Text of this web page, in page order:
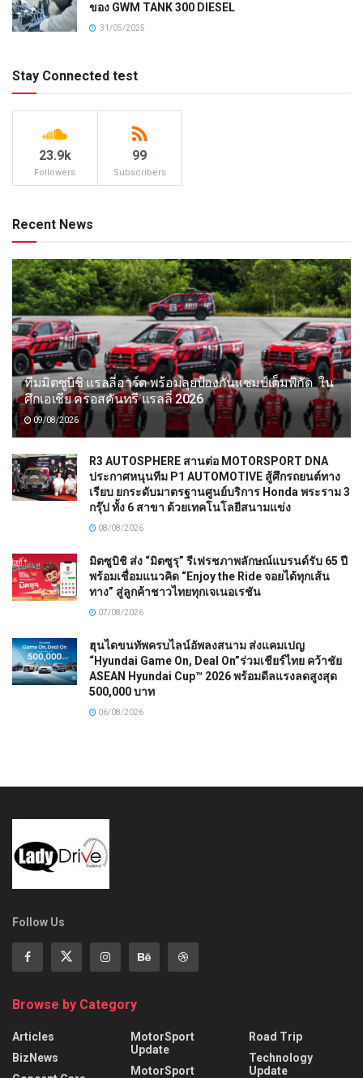
ของ GWM TANK 300 DIESEL
31/05/2025
Stay Connected test
23.9k
Followers
99
Subscribers
Recent News
ทีมมิตซูบิชิ แรลลี่อาร์ต พร้อมลุยป้องกันแชมป์เต็มพิกัด ใน
ศึกเอเชีย ครอสคันทรี แรลลี่ 2026
09/08/2026
R3 AUTOSPHERE สานต่อ MOTORSPORT DNA
ประกาศหนุนทีม P1 AUTOMOTIVE สู้ศึกรถยนต์ทาง
เรียบ ยกระดับมาตรฐานศูนย์บริการ Honda พระราม 3
กรุ๊ป ทั้ง 6 สาขา ด้วยเทคโนโลยีสนามแข่ง
08/08/2026
มิตซูบิชิ ส่ง “มิตซูรุ” รีเฟรชภาพลักษณ์แบรนด์รับ 65 ปี
พร้อมเชื่อมแนวคิด “Enjoy the Ride จอยได้ทุกเส้น
ทาง” สู่ลูกค้าชาวไทยทุกเจเนอเรชัน
07/08/2026
ฮุนไดขนทัพครบไลน์อัพลงสนาม ส่งแคมเปญ
“Hyundai Game On, Deal On”ร่วมเชียร์ไทย คว้าชัย
ASEAN Hyundai Cup™ 2026 พร้อมดีลแรงลดสูงสุด
500,000 บาท
06/08/2026
Follow Us
Browse by Category
Articles
BizNews
MotorSport
Update
MotorSport
Road Trip
Technology
Update